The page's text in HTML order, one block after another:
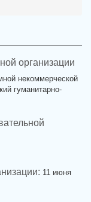
организации
некоммерческой
гуманитарно-
11 июня